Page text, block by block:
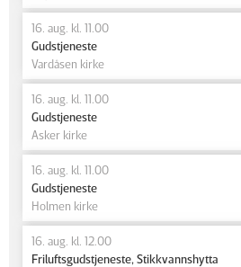
16. aug. kl. 11.00
Gudstjeneste
Vardåsen kirke
16. aug. kl. 11.00
Gudstjeneste
Asker kirke
16. aug. kl. 11.00
Gudstjeneste
Holmen kirke
16. aug. kl. 12.00
Friluftsgudstjeneste, Stikkvannshytta